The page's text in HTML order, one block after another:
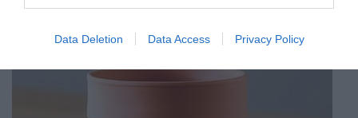
Data Deletion Data Access Privacy Policy